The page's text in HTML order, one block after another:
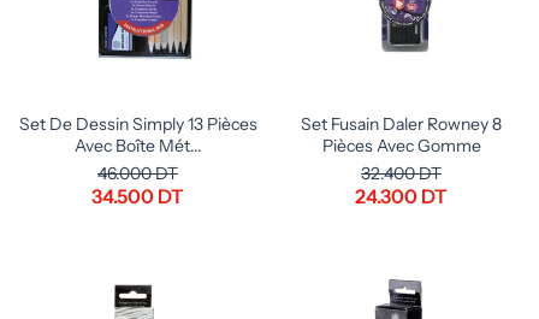
Set De Dessin Simply 13 Pièces
Avec Boîte Mét...
46.000 DT
34.500 DT
Set Fusain Daler Rowney 8
Pièces Avec Gomme
32.400 DT
24.300 DT